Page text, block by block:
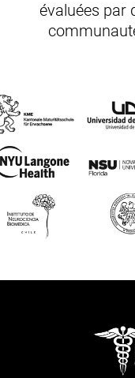
évaluées par